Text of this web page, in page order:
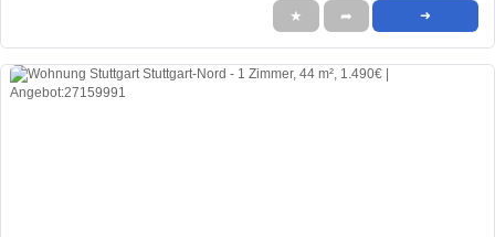
★ ➦ ➜